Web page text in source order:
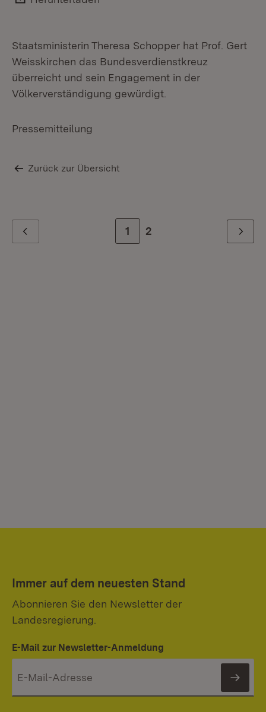
Staatsministerin Theresa Schopper hat Prof. Gert
Weisskirchen das Bundesverdienstkreuz
überreicht und sein Engagement in der
Völkerverständigung gewürdigt.
Pressemitteilung
Zurück zur Übersicht
Zur Seite
1 Zur letzten Seite
2 Weiter
Immer auf dem neuesten Stand
Abonnieren Sie den Newsletter der
Landesregierung.
E-Mail zur Newsletter-Anmeldung